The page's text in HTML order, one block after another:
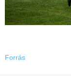
Forrás